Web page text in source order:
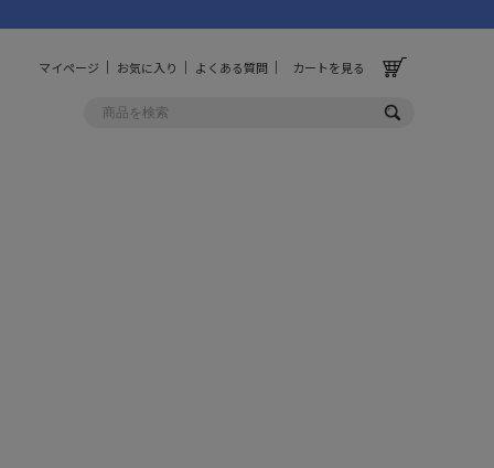
マイページ お気に入り よくある質問 カートを見る